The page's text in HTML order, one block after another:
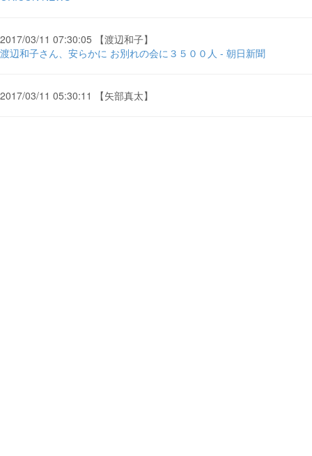
2017/03/11 07:30:05 【渡辺和子】
渡辺和子さん、安らかに お別れの会に３５００人 - 朝日新聞
2017/03/11 05:30:11 【矢部真太】